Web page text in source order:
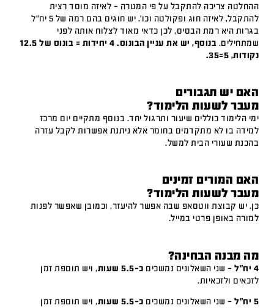
ההחלטה צריכה להתקבל על פי המטרה – לאיזה מוסד רצית
להתקבל, לאיזה חוג ופקולטה וכו'. יש חוגים בהם רמה של 5 יח"ל
בגרות היא רמת הבסיס, לכן כדאי מאוד לצלוח אותה לפני
שמתחילים.
בנוסף, יש את עניין הבונוס. 4 יחידות = בונוס של 12.5
נקודות, 5=35.
האם יש תגבורים
מעבר לשעות הלימוד?
ימי הלימוד כוללים שיעור ותרגול יחד. בנוסף מתקיים יום מרכז
למידה בו לא מתקדמים בחומר אלא ניתנת אפשרות לקבל עזרה
בהכנת שעורי הבית למשל.
האם המורים זמינים
מעבר לשעות הלימוד?
כן. יש קבוצת ווטסאפ שבה אפשר להיעזר, וכמובן שאפשר לפנות
למורה באופן פרטי במייל.
מה מבנה הבחינה?
4 יח"ל – שני השאלונים נמשכים כ-5.5 שעות
, ויש תוספת זמן
לזכאים ולזכאיות.
5 יח"ל – שני השאלונים נמשכים כ-5.5 שעות
, ויש תוספת זמן